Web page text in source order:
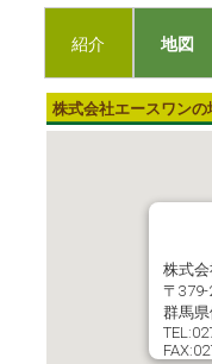
紹介 地図
株式会社エースワンの
株式
〒379-
群馬